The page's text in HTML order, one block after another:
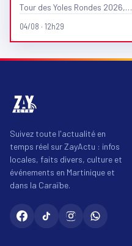
Tour des Yoles Rondes 2026,…
04/08 · 12h29
Suivez toute l'actualité en
temps réel sur ZayActu : infos
locales, faits divers, culture et
événements en Martinique et
dans la Caraïbe.